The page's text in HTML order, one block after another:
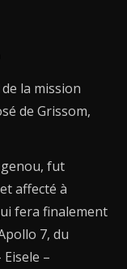
la mission
de Grissom,
genou, fut
affecté à
fera finalement
7, du
–